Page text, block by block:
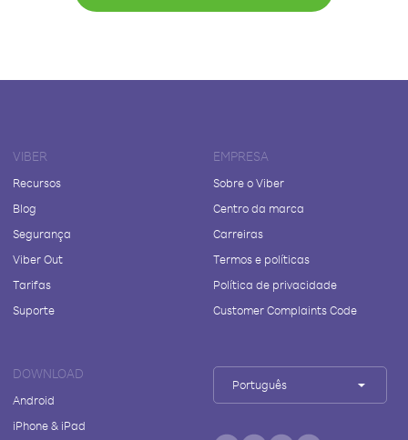
VIBER
Recursos
Blog
Segurança
Viber Out
Tarifas
Suporte
EMPRESA
Sobre o Viber
Centro da marca
Carreiras
Termos e políticas
Política de privacidade
Customer Complaints Code
DOWNLOAD
Android
iPhone & iPad
Português